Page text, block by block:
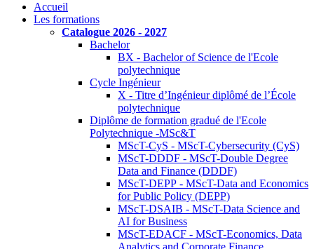
Accueil
Les formations
Catalogue 2026 - 2027
Bachelor
BX - Bachelor of Science de l'Ecole
polytechnique
Cycle Ingénieur
X - Titre d’Ingénieur diplômé de l’École
polytechnique
Diplôme de formation gradué de l'Ecole
Polytechnique -MSc&T
MScT-CyS - MScT-Cybersecurity (CyS)
MScT-DDDF - MScT-Double Degree
Data and Finance (DDDF)
MScT-DEPP - MScT-Data and Economics
for Public Policy (DEPP)
MScT-DSAIB - MScT-Data Science and
AI for Business
MScT-EDACF - MScT-Economics, Data
Analytics and Corporate Finance